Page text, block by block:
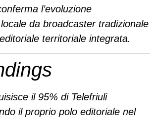
l’evoluzione
locale da broadcaster tradizionale
territoriale integrata.
il 95% di Telefriuli
il proprio polo editoriale nel